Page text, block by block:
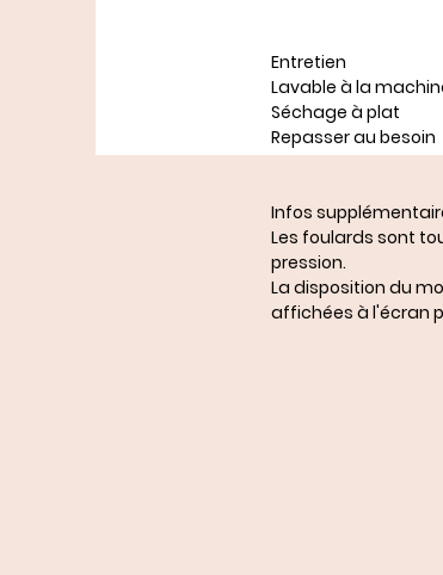
Entretien
Lavable à la
Séchage à plat
Repasser au besoin
Infos
Les foulards sont
pression.
La disposition du
affichées à l'écran